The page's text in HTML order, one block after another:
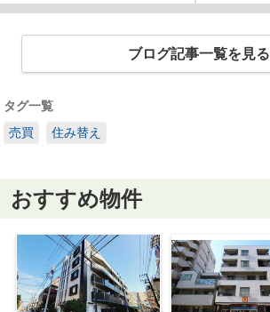
ブログ記事一覧を見る
タグ一覧
売買
住み替え
おすすめ物件